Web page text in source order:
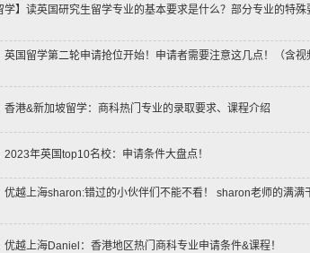
学】读英国研究生留学专业的基本要求是什么？部分专业的特殊
英国留学第二轮申请抢位开始！申请者需要注意这几点！（含视
香港&新加坡留学：商科热门专业的录取要求、课程介绍
2023年英国top10名校：申请条件大盘点！
优越上海sharon:错过的小伙伴们不能不看！ sharon老师的满满
优越上海Daniel：香港地区热门商科专业申请条件&课程！